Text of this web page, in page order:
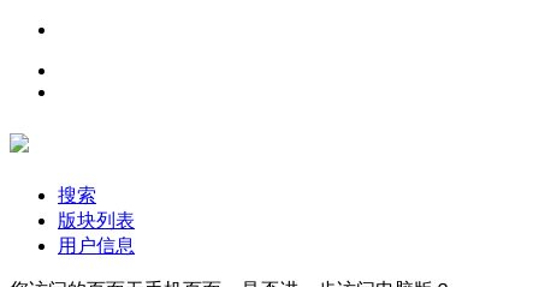
搜索
版块列表
用户信息